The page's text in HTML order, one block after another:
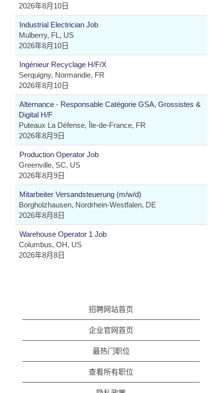
2026年8月10日
Industrial Electrician Job
Mulberry, FL, US
2026年8月10日
Ingénieur Recyclage H/F/X
Serquigny, Normandie, FR
2026年8月10日
Alternance - Responsable Catégorie GSA, Grossistes &
Digital H/F
Puteaux La Défense, Île-de-France, FR
2026年8月9日
Production Operator Job
Greenville, SC, US
2026年8月9日
Mitarbeiter Versandsteuerung (m/w/d)
Borgholzhausen, Nordrhein-Westfalen, DE
2026年8月8日
Warehouse Operator 1 Job
Columbus, OH, US
2026年8月8日
招聘网站首页
企业官网首页
最热门职位
查看所有职位